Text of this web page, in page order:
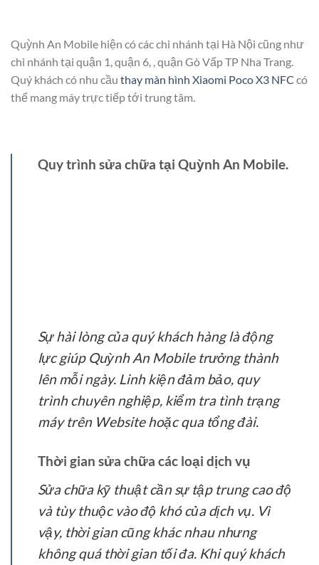
Quỳnh An Mobile hiện có các chi nhánh tại Hà Nội cũng như
chi nhánh tại quận 1, quận 6, , quận Gò Vấp TP Nha Trang.
Quý khách có nhu cầu thay màn hình Xiaomi Poco X3 NFC có
thể mang máy trực tiếp tới trung tâm.
Quy trình sửa chữa tại Quỳnh An Mobile.
Sự hài lòng của quý khách hàng là động
lực giúp Quỳnh An Mobile trưởng thành
lên mỗi ngày. Linh kiện đảm bảo, quy
trình chuyên nghiệp, kiểm tra tình trạng
máy trên Website hoặc qua tổng đài.
Thời gian sửa chữa các loại dịch vụ
Sửa chữa kỹ thuật cần sự tập trung cao độ
và tùy thuộc vào độ khó của dịch vụ. Vì
vậy, thời gian cũng khác nhau nhưng
không quá thời gian tối đa. Khi quý khách